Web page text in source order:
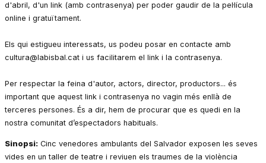
d'abril, d'un link (amb contrasenya) per poder gaudir de la pel·lícula
online i gratuïtament.
Els qui estigueu interessats, us podeu posar en contacte amb
cultura@labisbal.cat i us facilitarem el link i la contrasenya.
Per respectar la feina d'autor, actors, director, productors... és
important que aquest link i contrasenya no vagin més enllà de
terceres persones. És a dir, hem de procurar que es quedi en la
nostra comunitat d’espectadors habituals.
Sinopsi: Cinc venedores ambulants del Salvador exposen les seves
vides en un taller de teatre i reviuen els traumes de la violència